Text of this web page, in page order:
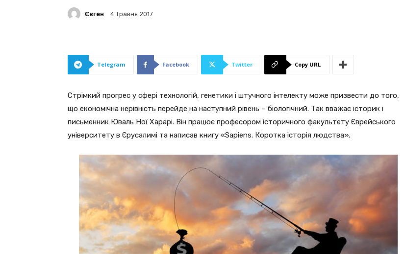
Євген 4 Травня 2017
Telegram Facebook Twitter Copy URL
Стрімкий прогрес у сфері технологій, генетики і штучного інтелекту може призвести до того,
що економічна нерівність перейде на наступний рівень – біологічний. Так вважає історик і
письменник Юваль Ної Харарі. Він працює професором історичного факультету Єврейського
університету в Єрусалимі та написав книгу «Sapiens. Коротка історія людства».